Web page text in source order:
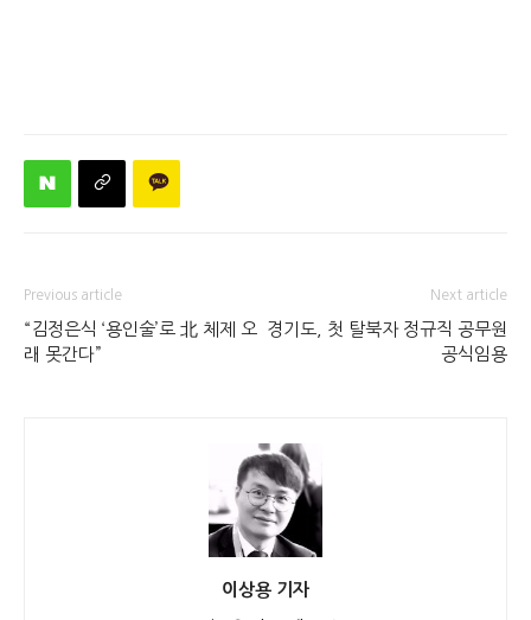
Previous article
“김정은식 ‘용인술’로 北 체제 오
래 못간다”
Next article
경기도, 첫 탈북자 정규직 공무원
공식임용
이상용 기자